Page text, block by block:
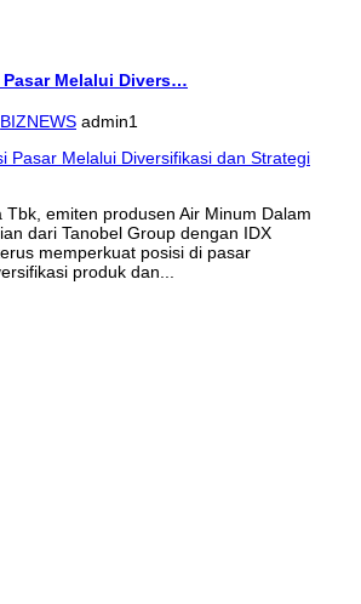
Melalui Divers…
BIZNEWS admin1
Tbk, emiten produsen Air Minum Dalam
dari Tanobel Group dengan IDX
memperkuat posisi di pasar
produk dan...